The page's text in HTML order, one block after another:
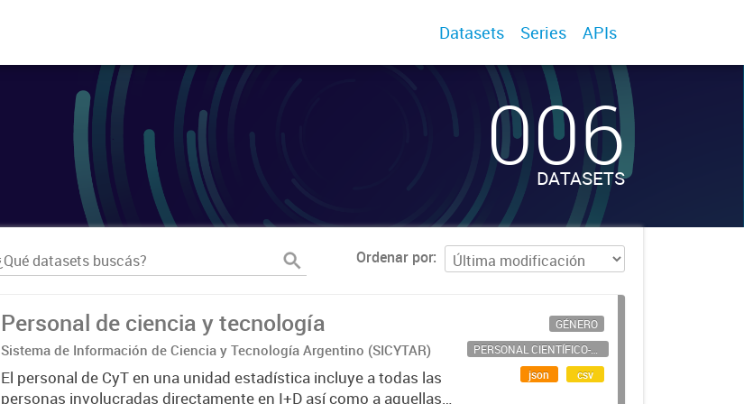
Datasets Series APIs
006
DATASETS
Ordenar por
Personal de ciencia y tecnología
Sistema de Información de Ciencia y Tecnología Argentino (SICYTAR)
El personal de CyT en una unidad estadística incluye a todas las
personas involucradas directamente en I+D así como a aquellas
GÉNERO
PERSONAL CIENTÍFICO-TECNOLÓGICO
json
csv